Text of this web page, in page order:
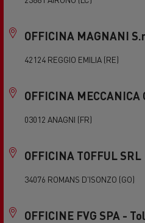
OFFICINA MAGNANI
42124 REGGIO EMILIA (RE)
OFFICINA MECCANICA
03012 ANAGNI (FR)
OFFICINA TOFFUL SRL
34076 ROMANS D'ISONZO (GO)
OFFICINE FVG SPA -